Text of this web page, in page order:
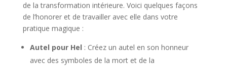
de la transformation intérieure. Voici quelques façons
de l’honorer et de travailler avec elle dans votre
pratique magique :
Autel pour Hel : Créez un autel en son honneur
avec des symboles de la mort et de la